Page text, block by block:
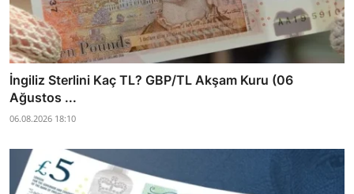
İngiliz Sterlini Kaç TL? GBP/TL Akşam Kuru (06
Ağustos ...
06.08.2026 18:10